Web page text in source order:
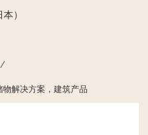
）
解决方案，建筑产品